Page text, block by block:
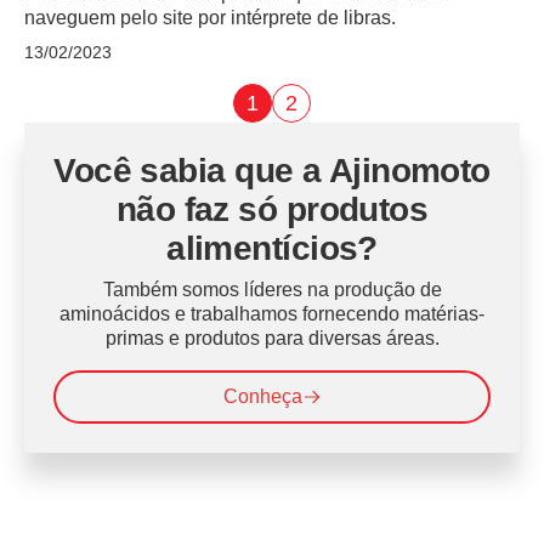
naveguem pelo site por intérprete de libras.
13/02/2023
1 2
Você sabia que a Ajinomoto
não faz só produtos
alimentícios?
Também somos líderes na produção de
aminoácidos e trabalhamos fornecendo matérias-
primas e produtos para diversas áreas.
Conheça